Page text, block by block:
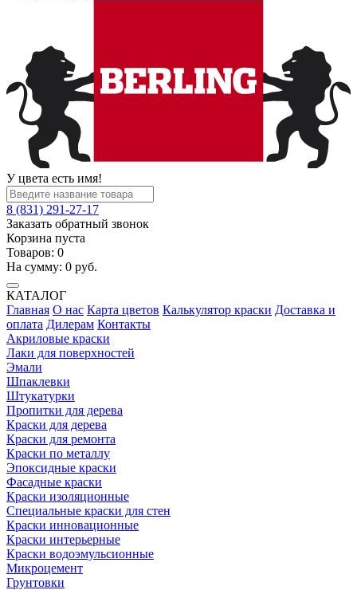
У цвета есть имя!
8 (831) 291-27-17
Заказать обратный звонок
Корзина пуста
Товаров: 0
На сумму: 0 руб.
КАТАЛОГ
Главная О нас Карта цветов Калькулятор краски Доставка и
оплата Дилерам Контакты
Акриловые краски
Лаки для поверхностей
Эмали
Шпаклевки
Штукатурки
Пропитки для дерева
Краски для дерева
Краски для ремонта
Краски по металлу
Эпоксидные краски
Фасадные краски
Краски изоляционные
Специальные краски для стен
Краски инновационные
Краски интерьерные
Краски водоэмульсионные
Микроцемент
Грунтовки